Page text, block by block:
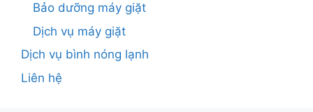
Bảo dưỡng máy giặt
Dịch vụ máy giặt
Dịch vụ bình nóng lạnh
Liên hệ